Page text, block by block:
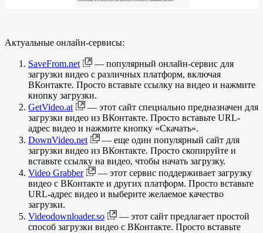
Актуальные онлайн-сервисы:
SaveFrom.net
— популярный онлайн-сервис для
загрузки видео с различных платформ, включая
ВКонтакте. Просто вставьте ссылку на видео и нажмите
кнопку загрузки.
GetVideo.at
— этот сайт специально предназначен для
загрузки видео из ВКонтакте. Просто вставьте URL-
адрес видео и нажмите кнопку «Скачать».
DownVideo.net
— еще один популярный сайт для
загрузки видео из ВКонтакте. Просто скопируйте и
вставьте ссылку на видео, чтобы начать загрузку.
Video Grabber
— этот сервис поддерживает загрузку
видео с ВКонтакте и других платформ. Просто вставьте
URL-адрес видео и выберите желаемое качество
загрузки.
Videodownloader.so
— этот сайт предлагает простой
способ загрузки видео с ВКонтакте. Просто вставьте